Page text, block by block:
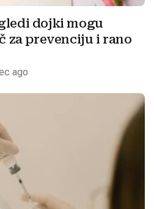
dojki mogu
za prevenciju i rano
ago